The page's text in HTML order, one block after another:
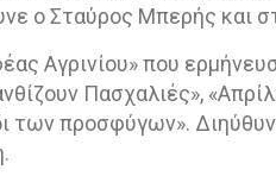
ο Σταύρος Μπερής και
Αγρινίου» που
Πασχαλιές»,
των προσφύγων».